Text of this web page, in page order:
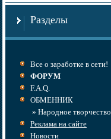
Разделы
Все о заработке в сети!
ФОРУМ
F.A.Q.
ОБМЕННИК
» Народное творчество
Реклама на сайте
Новости